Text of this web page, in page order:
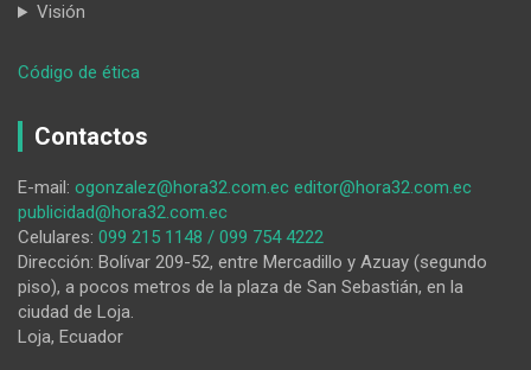
Visión
Código de ética
2025
a
su
término
Contactos
E-mail: ogonzalez@hora32.com.ec editor@hora32.com.ec
publicidad@hora32.com.ec
Celulares: 099 215 1148 / 099 754 4222
Dirección: Bolívar 209-52, entre Mercadillo y Azuay (segundo
piso), a pocos metros de la plaza de San Sebastián, en la
ciudad de Loja.
Loja, Ecuador